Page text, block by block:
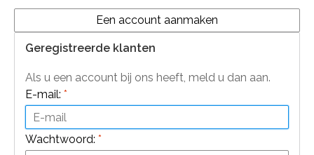
Een account aanmaken
Geregistreerde klanten
Als u een account bij ons heeft, meld u dan aan.
E-mail: *
Wachtwoord: *